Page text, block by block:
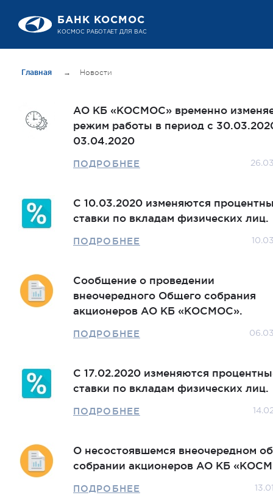
БАНК КОСМОС
Главная → Новости
АО КБ «КОСМОС» временно
режим работы в период с
03.04.2020
ПОДРОБНЕЕ
С 10.03.2020 изменяются
ставки по вкладам физических лиц.
ПОДРОБНЕЕ
Сообщение о проведении
внеочередного Общего собрания
акционеров АО КБ «КОСМОС».
ПОДРОБНЕЕ
С 17.02.2020 изменяются
ставки по вкладам физических лиц.
ПОДРОБНЕЕ
О несостоявшемся внеочередном
собрании акционеров АО КБ
ПОДРОБНЕЕ